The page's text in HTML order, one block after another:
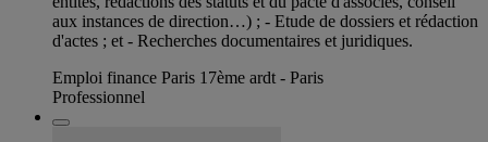
aux instances de direction…) ; - Etude de dossiers et rédaction
d'actes ; et - Recherches documentaires et juridiques.
Emploi finance Paris 17ème ardt - Paris
Professionnel